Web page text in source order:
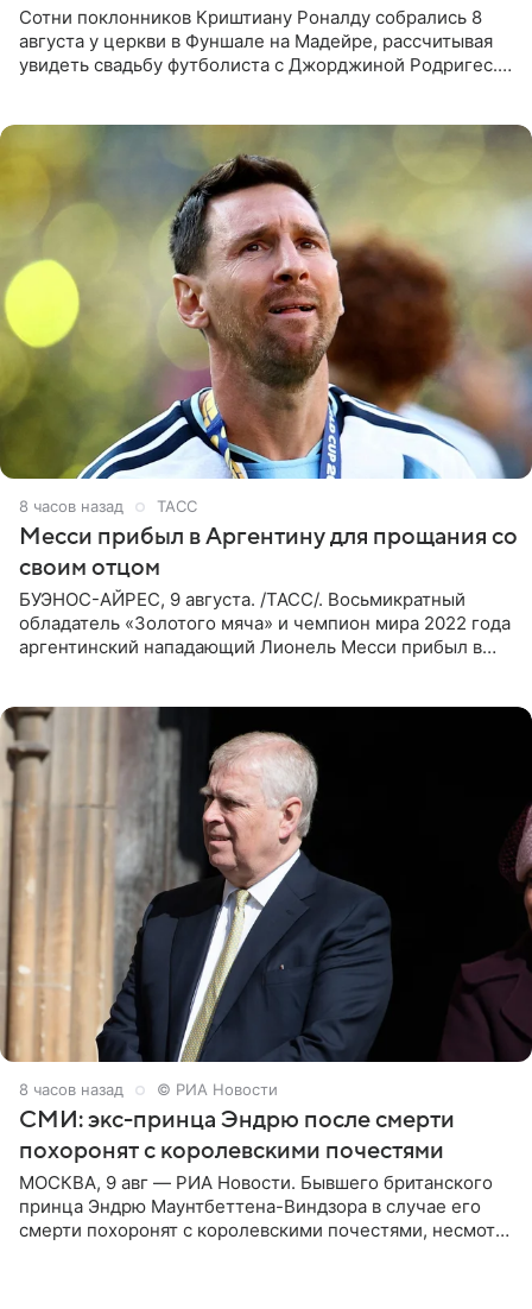
Сотни поклонников Криштиану Роналду собрались 8
августа у церкви в Фуншале на Мадейре, рассчитывая
увидеть свадьбу футболиста с Джорджиной Родригес.
8 часов назад ТАСС
Месси прибыл в Аргентину для прощания со
своим отцом
БУЭНОС-АЙРЕС, 9 августа. /ТАСС/. Восьмикратный
обладатель «Золотого мяча» и чемпион мира 2022 года
аргентинский нападающий Лионель Месси прибыл в
8 часов назад © РИА Новости
СМИ: экс-принца Эндрю после смерти
похоронят с королевскими почестями
МОСКВА, 9 авг — РИА Новости. Бывшего британского
принца Эндрю Маунтбеттена-Виндзора в случае его
смерти похоронят с королевскими почестями, несмотря